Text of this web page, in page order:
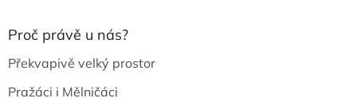
Proč právě u nás?
Překvapivě velký prostor
Pražáci i Mělničáci